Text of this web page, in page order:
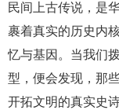
民间上古传说，是
裹着真实的历史内
忆与基因。当我们
型，便会发现，那
开拓文明的真实史诗